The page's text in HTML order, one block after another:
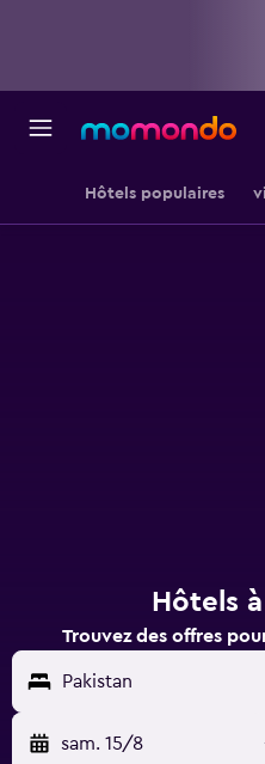
Hôtels populaires
Hôtels
Trouvez des offres
Pakistan
sam. 15/8